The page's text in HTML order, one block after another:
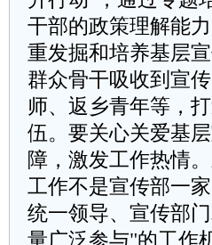
干部的政策理解能
重发掘和培养基层
群众骨干吸收到宣
师、返乡青年等，
伍。要关心关爱基
障，激发工作热情
工作不是宣传部一
统一领导、宣传部
量广泛参与"的工作